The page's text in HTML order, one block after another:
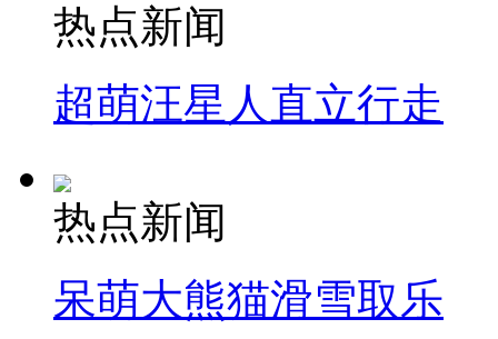
热点新闻
超萌汪星人直立行走
热点新闻
呆萌大熊猫滑雪取乐